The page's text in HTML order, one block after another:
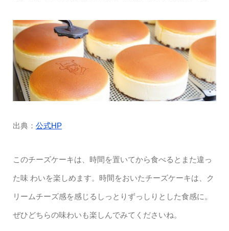
出典： 公式HP
このチーズケーキは、時間を置いてから食べるとまた違っ
た味 わいを楽しめます。時間をおいたチーズケーキは、ク
リームチーズ感を感じるしっとりずっしりとした食感に。
ぜひどちらの味わいも楽しんでみてくださいね。